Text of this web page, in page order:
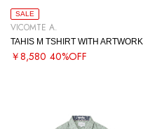
SALE
VICOMTE A.
TAHIS M TSHIRT WITH ARTWORK
￥8,580 40%OFF